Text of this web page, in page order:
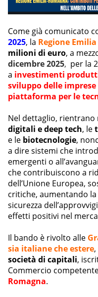
Come già comunicato
2025, la Regione
milioni di euro, a
dicembre 2025, per la
a investimenti
sviluppo delle
piattaforma per le
Nel dettaglio, rientrano
digitali e deep tech, le
e le biotecnologie,
a dire sistemi che
emergenti o
che contribuiscono a
dell’Unione Europea,
critiche, aumentando
sicurezza
effetti positivi nel
Il bando è rivolto alle
sia italiane che estere
società di capitali,
Commercio
Romagna.